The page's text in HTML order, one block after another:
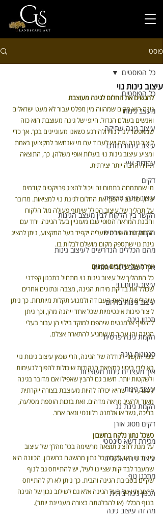
פוסט
כל הפוסטים
מעצב גינות
עיצוב גינה עתיקה
עיצוב גינות במרכז
עבודות עץ
דקים
עיצוב גינה טרופית
הקשר בין הלקוח לבין מעצב הגינות
הקמת גינה פרטית
מהם הכללים הנדרשים לעיצוב גינות
איך לעצב גינה ייחודית
עיצוב גינות נוי
עיצוב גינות בדרום
תכנון גינה
הקמת גינה פרטית
סגנונות גינה
איך מעצבים גינות מעוצבות
עיצוב גינות
הקמת גינת גג
דקים מסוג אורן
מכירת דשא סינטטי
עיצוב גינה אנגלית
מתכנן נוף
תכנון גינה ביתית
מה זה עיצוב גינה
כל הפוסטים
עיצוב גינות נוי
להגשים את החלום לגינה מעוצבת
גינה היא מקום שמהווה מין מפלט עבור לא מעט ישראלים
ואנשים בעולם הגדול. היופי של גינה מעוצבת הוא כזה
שמאפשר לנו לנוח ולהירגע כשאנו מעוניינים בכך. אך כדי
ליצור גינה יפה יש לעבוד עם מי שנחשב למקצוען באמת
ומציע עיצוב גינות נוי בעלות אופי משלהן. כך, התוצאה
תהיה הרבה יותר יצירתית.
מי שמתמחה בתחום זה ויכול להציג פרויקטים קודמים
שלו, יכול גם להפוך את החלום לגינת נוי למציאות. מדובר
על תהליך של עיצוב הכולל שיתוף פעולה מול הלקוח
והבנת המראה הסופי שבו מעוניין בעל הגינה. יחד עם
התמקדות חשובה שעליה יקפיד בעל המקצוע, ניתן להציג
גינת נוי שתספק מקום מושלם לבלות בו.
יצירה של שילובים נכונים
כל התהליך של עיצוב גינות נוי מתחיל בתכנון קפדני
שכולל את בדיקת מידות הגינה, מצבה ונתונים אחרים
שיכולים ליעל את העבודה ולמנוע תקלות מיותרות. כך ניתן
ליצור פינות אינטימיות שכל אחד ייהנה מהן, וכך ניתן
להוסיף אלמנטים שיהפכו למוקד בילוי הן עבור בעלי
הגינה והן עבור מי שמגיע להתארח אצלם.
בכל הקשור לגודלה של הגינה, הרי שכאן עיצוב גינות נוי
בא לידי ביטוי במציאת הנקודות שיכולות להפוך לנעימות
ולשקטות יותר. חשוב גם להבין שאפילו אם מדובר בגינה
קטנה, הרי שהיא יכולה להיות מעוצבת בצורה יוקרתית
מאוד ולהציג מראה מדהים. זאת בזכות הוספת מסלעה,
בריכה, גשר או אלמנט רלוונטי ונאה אחר.
כשכל נתון נלקח בחשבון
על מנת להציג תוצאה מרשימה בכל מהלך של עיצוב
גינות נוי ראוי לקחת כל נתון מהשטח בחשבון. הכוונה היא
שמעבר לבדיקות שציינו לעיל, יש להתייחס גם לנוף
שקיים בסביבת הגינה והבית. כך ניתן לא רק להתייחס
לרצונותיו של בעל הגינה אלא גם לשילוב נכון של הגינה
בנוף הכללי (או להבלטתה בצורה מעניינת יותר).